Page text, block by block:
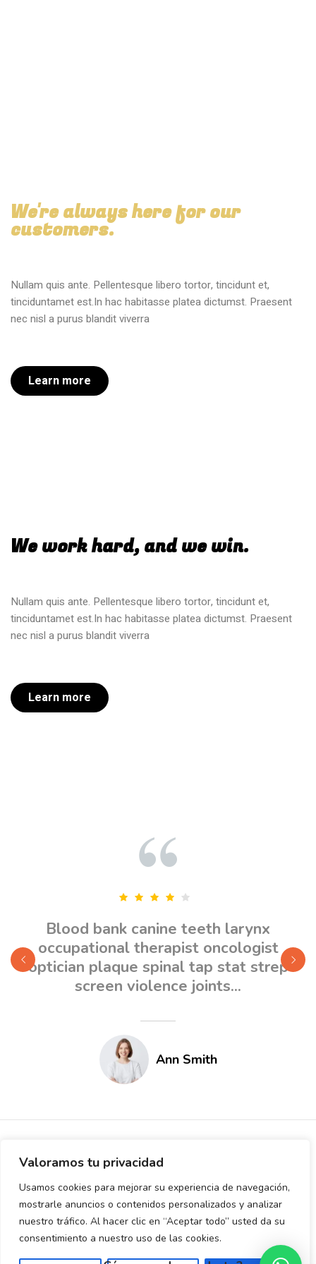
Valoramos tu privacidad
Usamos cookies para mejorar su experiencia de navegación,
mostrarle anuncios o contenidos personalizados y analizar
nuestro tráfico. Al hacer clic en “Aceptar todo” usted da su
consentimiento a nuestro uso de las cookies.
We're always here for our
customers.
Nullam quis ante. Pellentesque libero tortor, tincidunt et,
tinciduntamet est.In hac habitasse platea dictumst. Praesent
nec nisl a purus blandit viverra
Learn more
We work hard, and we win.
Nullam quis ante. Pellentesque libero tortor, tincidunt et,
tinciduntamet est.In hac habitasse platea dictumst. Praesent
nec nisl a purus blandit viverra
Learn more
Blood bank canine teeth larynx
occupational therapist oncologist
optician plaque spinal tap stat strep
screen violence joints...
Ann Smith
#Petio
SHARE YOUR LUMINOUS MOMENTS WITH PETIO !